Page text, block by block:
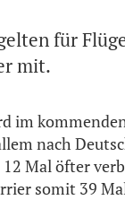
für
mit.
im
nach
Mal öfter
somit 39